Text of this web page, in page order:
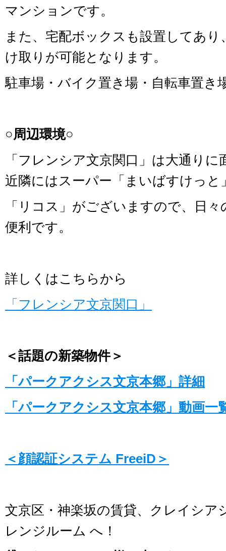
マンションです。
また、宅配ボックスも設置してあり
け取りが可能となります。
駐車場・バイク置き場・自転車置き
○周辺環境○
「フレンシア文京関口」は大通り
近隣にはスーパー「まいばすけっと
「リコス」がございますので、日
便利です。
詳しくはこちらから
「フレンシア文京関口」
＜話題の新築物件＞
「パークアクシス文京本郷」詳細
「パークアクシス文京本郷」動画一
＜顔認証システム FreeiD＞
文京区・神楽坂の賃貸、クレイシア
レンジルーム へ！